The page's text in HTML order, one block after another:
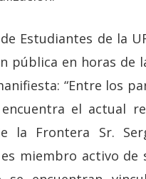
Estudiantes de la
pública en horas de
“Entre los
encuentra el actual
la Frontera Sr.
miembro activo de